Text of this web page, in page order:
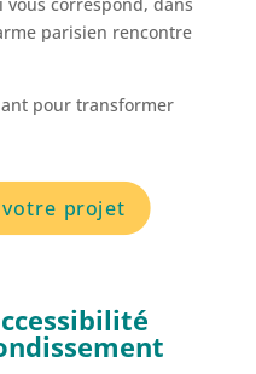
parisien rencontre
pour transformer
votre projet